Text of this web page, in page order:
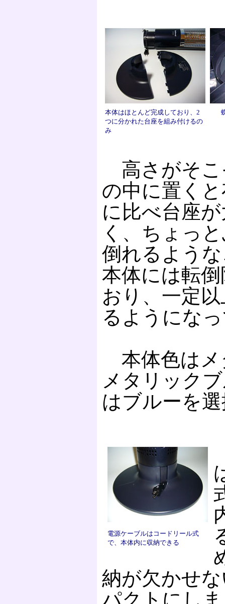
本体はほとんど完成しており、2
つに分かれた台座を組み付けるの
み
高さがそこ
の中に置く
に比べ台座
く、ちょっ
倒れるよう
本体には転
おり、一定
るようにな
本体色はメ
メタリック
はブルーを
電源ケーブルはコードリール式
で、本体内に収納できる
納が欠かせ
パクトにし